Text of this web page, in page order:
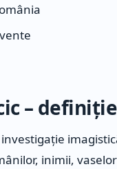
–
investigație
inimii,